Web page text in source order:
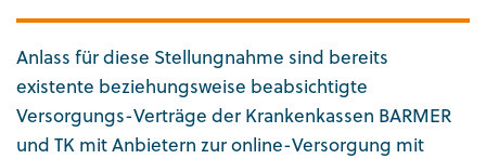
Anlass für diese Stellungnahme sind bereits
existente beziehungsweise beabsichtigte
Versorgungs-Verträge der Krankenkassen BARMER
und TK mit Anbietern zur online-Versorgung mit